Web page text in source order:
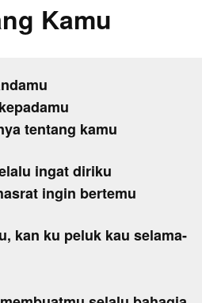
Kamu
tentang kamu
ingat diriku
ingin bertemu
kan ku peluk kau selama-